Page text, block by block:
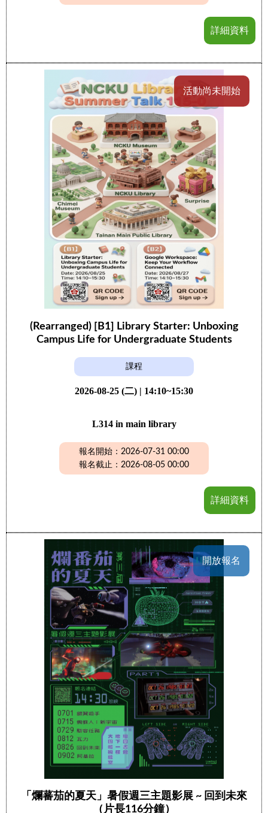
詳細資料
活動尚未開始
(Rearranged) [B1] Library Starter: Unboxing
Campus Life for Undergraduate Students
課程
2026-08-25 (二) | 14:10~15:30
L314 in main library
報名開始：2026-07-31 00:00
報名截止：2026-08-05 00:00
詳細資料
開放報名
「爛蕃茄的夏天」暑假週三主題影展 ~ 回到未來
（片長116分鐘）